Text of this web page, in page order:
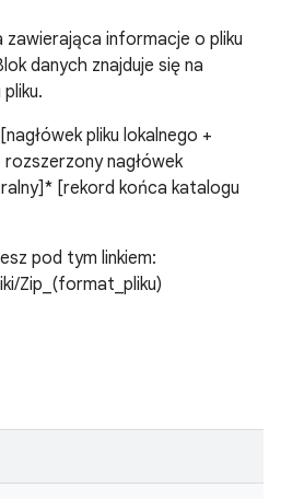
informacje o pliku
danych znajduje się na
pliku lokalnego +
nagłówek
[rekord końca katalogu
pod tym linkiem:
Zip_(format_pliku)